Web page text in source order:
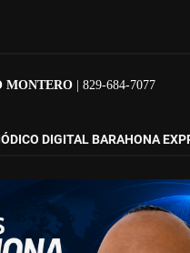
MONTERO | 829-684-7077
DIGITAL BARAHONA